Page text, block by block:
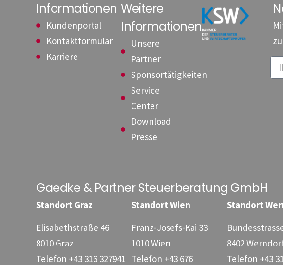
Informationen
Kundenportal
Kontaktformular
Karriere
Weitere
Informationen
Unsere
Partner
Sponsortätigkeiten
Service
Center
Download
Presse
Gaedke & Partner Steuerberatung GmbH
Standort Graz
Elisabethstraße 46
8010 Graz
Telefon +43 316 327941
Standort Wien
Franz-Josefs-Kai 33
1010 Wien
Telefon +43 676
Standort
8402
Telefon +43